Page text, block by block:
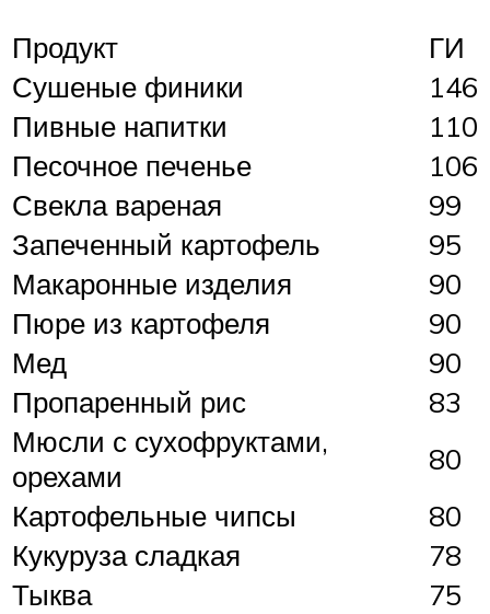
Продукт
ГИ
Сушеные финики
146
Пивные напитки
110
Песочное печенье
106
Свекла вареная
99
Запеченный картофель
95
Макаронные изделия
90
Пюре из картофеля
90
Мед
90
Пропаренный рис
83
Мюсли с сухофруктами,
орехами
80
Картофельные чипсы
80
Кукуруза сладкая
78
Тыква
75